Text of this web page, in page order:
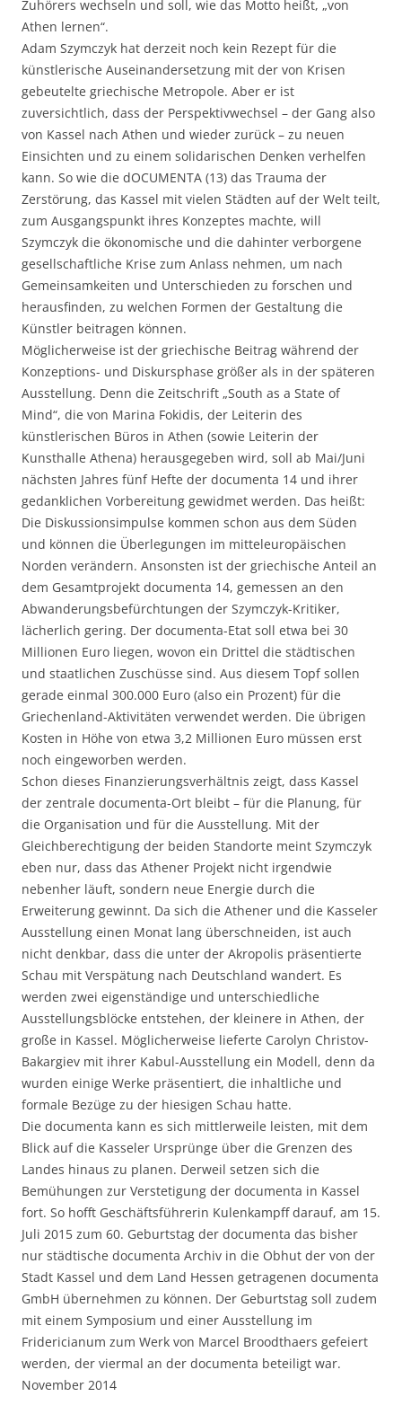
Zuhörers wechseln und soll, wie das Motto heißt, „von
Athen lernen“.
Adam Szymczyk hat derzeit noch kein Rezept für die
künstlerische Auseinandersetzung mit der von Krisen
gebeutelte griechische Metropole. Aber er ist
zuversichtlich, dass der Perspektivwechsel – der Gang also
von Kassel nach Athen und wieder zurück – zu neuen
Einsichten und zu einem solidarischen Denken verhelfen
kann. So wie die dOCUMENTA (13) das Trauma der
Zerstörung, das Kassel mit vielen Städten auf der Welt teilt,
zum Ausgangspunkt ihres Konzeptes machte, will
Szymczyk die ökonomische und die dahinter verborgene
gesellschaftliche Krise zum Anlass nehmen, um nach
Gemeinsamkeiten und Unterschieden zu forschen und
herausfinden, zu welchen Formen der Gestaltung die
Künstler beitragen können.
Möglicherweise ist der griechische Beitrag während der
Konzeptions- und Diskursphase größer als in der späteren
Ausstellung. Denn die Zeitschrift „South as a State of
Mind“, die von Marina Fokidis, der Leiterin des
künstlerischen Büros in Athen (sowie Leiterin der
Kunsthalle Athena) herausgegeben wird, soll ab Mai/Juni
nächsten Jahres fünf Hefte der documenta 14 und ihrer
gedanklichen Vorbereitung gewidmet werden. Das heißt:
Die Diskussionsimpulse kommen schon aus dem Süden
und können die Überlegungen im mitteleuropäischen
Norden verändern. Ansonsten ist der griechische Anteil an
dem Gesamtprojekt documenta 14, gemessen an den
Abwanderungsbefürchtungen der Szymczyk-Kritiker,
lächerlich gering. Der documenta-Etat soll etwa bei 30
Millionen Euro liegen, wovon ein Drittel die städtischen
und staatlichen Zuschüsse sind. Aus diesem Topf sollen
gerade einmal 300.000 Euro (also ein Prozent) für die
Griechenland-Aktivitäten verwendet werden. Die übrigen
Kosten in Höhe von etwa 3,2 Millionen Euro müssen erst
noch eingeworben werden.
Schon dieses Finanzierungsverhältnis zeigt, dass Kassel
der zentrale documenta-Ort bleibt – für die Planung, für
die Organisation und für die Ausstellung. Mit der
Gleichberechtigung der beiden Standorte meint Szymczyk
eben nur, dass das Athener Projekt nicht irgendwie
nebenher läuft, sondern neue Energie durch die
Erweiterung gewinnt. Da sich die Athener und die Kasseler
Ausstellung einen Monat lang überschneiden, ist auch
nicht denkbar, dass die unter der Akropolis präsentierte
Schau mit Verspätung nach Deutschland wandert. Es
werden zwei eigenständige und unterschiedliche
Ausstellungsblöcke entstehen, der kleinere in Athen, der
große in Kassel. Möglicherweise lieferte Carolyn Christov-
Bakargiev mit ihrer Kabul-Ausstellung ein Modell, denn da
wurden einige Werke präsentiert, die inhaltliche und
formale Bezüge zu der hiesigen Schau hatte.
Die documenta kann es sich mittlerweile leisten, mit dem
Blick auf die Kasseler Ursprünge über die Grenzen des
Landes hinaus zu planen. Derweil setzen sich die
Bemühungen zur Verstetigung der documenta in Kassel
fort. So hofft Geschäftsführerin Kulenkampff darauf, am 15.
Juli 2015 zum 60. Geburtstag der documenta das bisher
nur städtische documenta Archiv in die Obhut der von der
Stadt Kassel und dem Land Hessen getragenen documenta
GmbH übernehmen zu können. Der Geburtstag soll zudem
mit einem Symposium und einer Ausstellung im
Fridericianum zum Werk von Marcel Broodthaers gefeiert
werden, der viermal an der documenta beteiligt war.
November 2014